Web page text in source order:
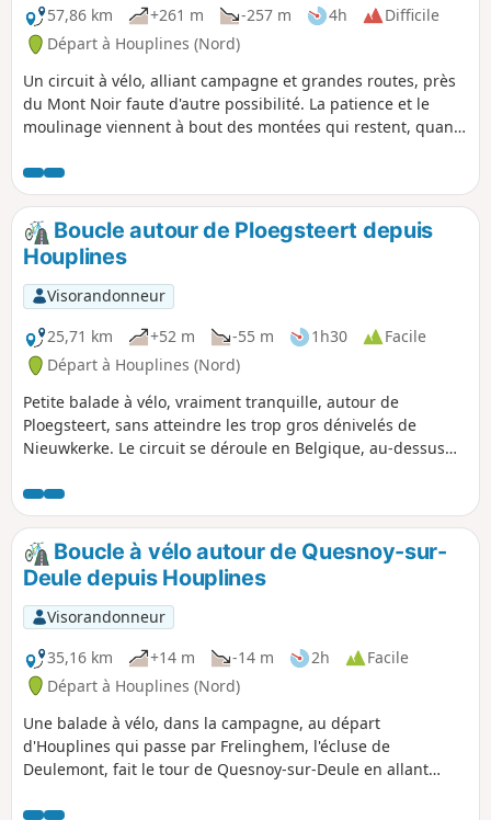
57,86 km
+261 m -257 m 4h
Difficile
Départ à Houplines (Nord)
Un circuit à vélo, alliant campagne et grandes routes, près
du Mont Noir faute d'autre possibilité. La patience et le
moulinage viennent à bout des montées qui restent, quand
Boucle autour de Ploegsteert depuis
Houplines
Visorandonneur
25,71 km
+52 m -55 m 1h30
Facile
Départ à Houplines (Nord)
Petite balade à vélo, vraiment tranquille, autour de
Ploegsteert, sans atteindre les trop gros dénivelés de
Nieuwkerke. Le circuit se déroule en Belgique, au-dessus
Boucle à vélo autour de Quesnoy-sur-
Deule depuis Houplines
Visorandonneur
35,16 km
+14 m -14 m 2h
Facile
Départ à Houplines (Nord)
Une balade à vélo, dans la campagne, au départ
d'Houplines qui passe par Frelinghem, l'écluse de
Deulemont, fait le tour de Quesnoy-sur-Deule en allant